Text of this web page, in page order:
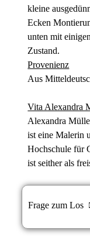
kleine
Ecken
unten mit
Zustand.
Provenienz
Aus
Vita Alexandra
Alexandra
ist eine Malerin
Hochschule für
ist seither als
Frage zum Los